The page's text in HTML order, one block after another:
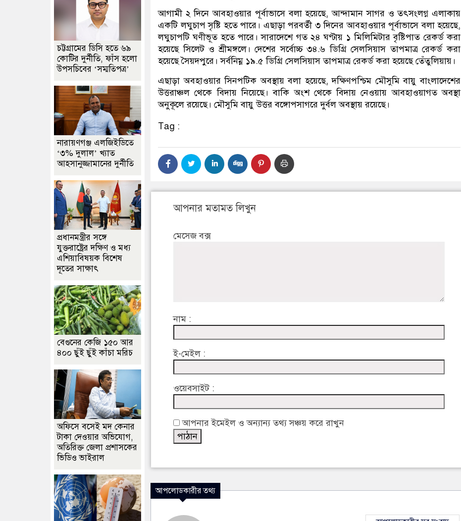
আগামী ২ দিনে আবহাওয়ার পূর্বাভাসে বলা হয়েছে, আন্দামান সাগর ও তৎসংলগ্ন এলাকায়
একটি লঘুচাপ সৃষ্টি হতে পারে। এছাড়া পরবর্তী ৩ দিনের আবহাওয়ার পূর্বাভাসে বলা হয়েছে,
লঘুচাপটি ঘণীভূত হতে পারে। সারাদেশে গত ২৪ ঘণ্টায় ১ মিলিমিটার বৃষ্টিপাত রেকর্ড করা
হয়েছে সিলেট ও শ্রীমঙ্গলে। দেশের সর্বোচ্চ ৩৪.৬ ডিগ্রি সেলসিয়াস তাপমাত্র রেকর্ড করা
হয়েছে সৈয়দপুরে। সর্বনিম্ন ১৯.৫ ডিগ্রি সেলসিয়াস তাপমাত্র রেকর্ড করা হয়েছে তেঁতুলিয়ায়।
এছাড়া অবহাওয়ার সিনপটিক অবস্থায় বলা হয়েছে, দক্ষিণপশ্চিম মৌসুমি বায়ু বাংলাদেশের
উত্তরাঞ্চল থেকে বিদায় নিয়েছে। বাকি অংশ থেকে বিদায় নেওয়ায় আবহাওয়াগত অবস্থা
অনুকূলে রয়েছে। মৌসুমি বায়ু উত্তর বঙ্গোপসাগরে দুর্বল অবস্থায় রয়েছে।
Tag :
আপনার মতামত লিখুন
মেসেজ বক্স
নাম :
ই-মেইল :
ওয়েবসাইট :
আপনার ইমেইল ও অন্যান্য তথ্য সঞ্চয় করে রাখুন
আপলোডকারীর তথ্য
চট্টগ্রামের ডিসি হতে ৬৯
কোটির দুর্নীতি, ফাঁস হলো
উপসচিবের ‘সম্মতিপত্র’
নারায়ণগঞ্জ এলজিইডিতে
‘৩% দুলাল’ খ্যাত
আহসানুজ্জামানের দুর্নীতি
প্রধানমন্ত্রীর সঙ্গে
যুক্তরাষ্ট্রের দক্ষিণ ও মধ্য
এশিয়াবিষয়ক বিশেষ
দূতের সাক্ষাৎ
বেগুনের কেজি ১৫০ আর
৪০০ ছুঁই ছুঁই কাঁচা মরিচ
অফিসে বসেই মদ কেনার
টাকা দেওয়ার অভিযোগ,
অতিরিক্ত জেলা প্রশাসকের
ভিডিও ভাইরাল